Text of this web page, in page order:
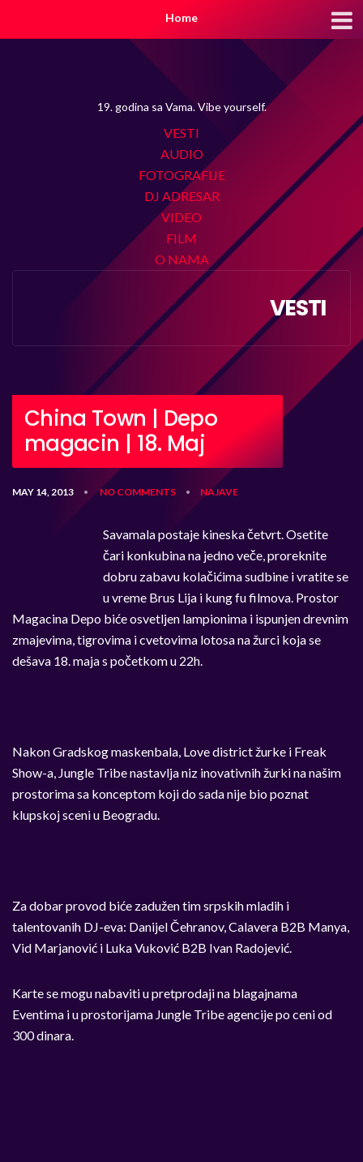
Home
19. godina sa Vama. Vibe yourself.
VESTI
AUDIO
FOTOGRAFIJE
DJ ADRESAR
VIDEO
FILM
O NAMA
VESTI
China Town | Depo
magacin | 18. Maj
MAY 14, 2013 • NO COMMENTS • NAJAVE
Savamala postaje kineska četvrt. Osetite
čari konkubina na jedno veče, proreknite
dobru zabavu kolačićima sudbine i vratite se
u vreme Brus Lija i kung fu filmova. Prostor
Magacina Depo biće osvetljen lampionima i ispunjen drevnim
zmajevima, tigrovima i cvetovima lotosa na žurci koja se
dešava 18. maja s početkom u 22h.
Nakon Gradskog maskenbala, Love district žurke i Freak
Show-a, Jungle Tribe nastavlja niz inovativnih žurki na našim
prostorima sa konceptom koji do sada nije bio poznat
klupskoj sceni u Beogradu.
Za dobar provod biće zadužen tim srpskih mladih i
talentovanih DJ-eva: Danijel Čehranov, Calavera B2B Manya,
Vid Marjanović i Luka Vuković B2B Ivan Radojević.
Karte se mogu nabaviti u pretprodaji na blagajnama
Eventima i u prostorijama Jungle Tribe agencije po ceni od
300 dinara.